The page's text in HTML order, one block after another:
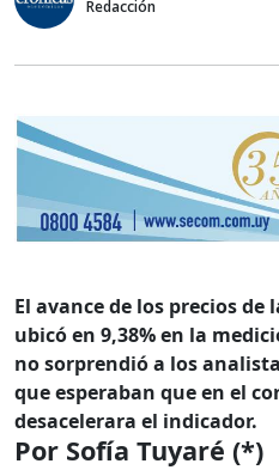
Redacción
El avance de los precios
ubicó en 9,38% en la
no sorprendió a los
que esperaban que en el
desacelerara el indicador.
Por Sofía Tuyaré (*)